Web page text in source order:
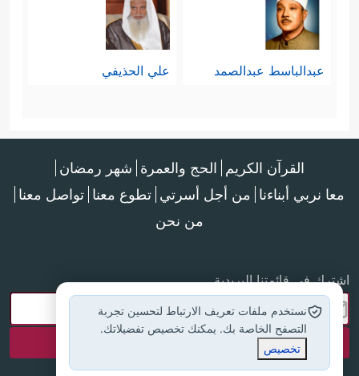
عبدالباسط عبدالصمد علي الحذيفي
القرآن الكريم الحج والعمرة شهر رمضان
معا نربي أبناءنا من أجل أسرتي تطوع معنا تواصل معنا
من نحن
اشترك في قائمتنا البريدية
نستخدم ملفات تعريف الارتباط لتحسين تجربة
التصفح الخاصة بك. يمكنك تخصيص تفضيلاتك.
تخصيص